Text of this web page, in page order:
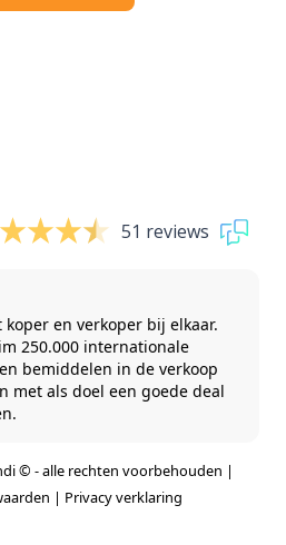
51 reviews
en verkoper bij elkaar.
250.000 internationale
bemiddelen in de verkoop
met als doel een goede deal
© - alle rechten voorbehouden |
| Privacy verklaring